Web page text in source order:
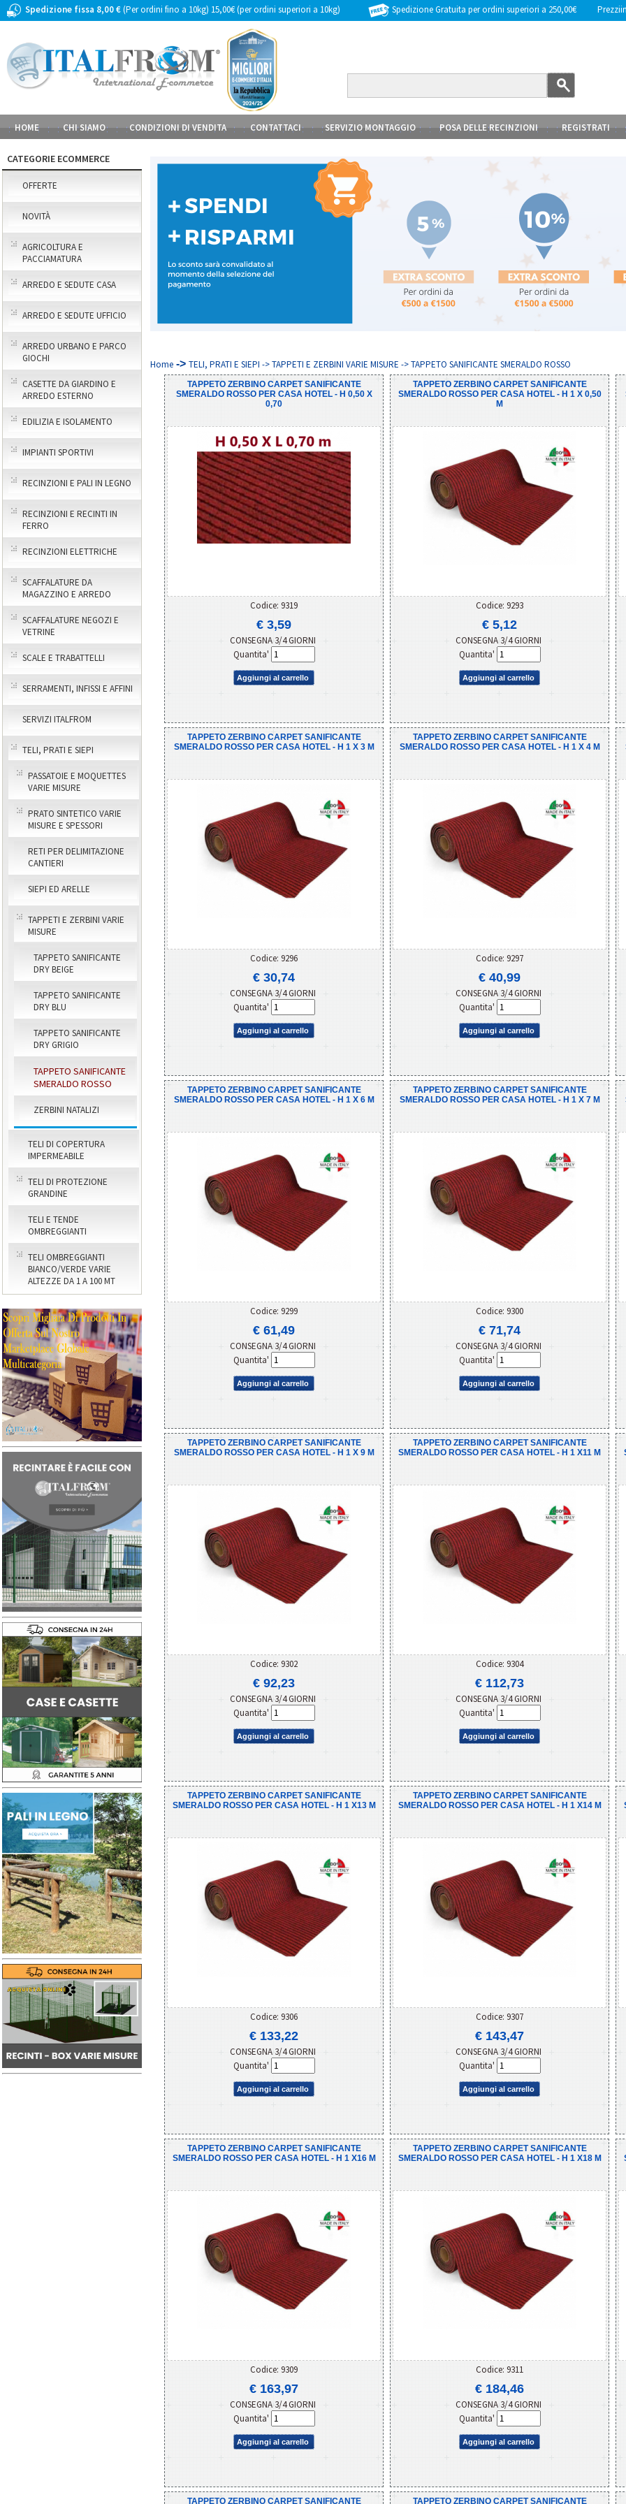
Spedizione fissa 8,00 €(Per ordini fino a 10kg) 15,00€ (per ordini superiori a 10kg) Spedizione Gratuita per ordini superiori a 250,00€
HOME CHI SIAMO CONDIZIONI DI VENDITA CONTATTACI SERVIZIO MONTAGGIO POSA DELLE RECINZIONI REGISTRATI
CATEGORIE ECOMMERCE
OFFERTE
NOVITÀ
AGRICOLTURA E
PACCIAMATURA
ARREDO E SEDUTE CASA
ARREDO E SEDUTE UFFICIO
ARREDO URBANO E PARCO
GIOCHI
CASETTE DA GIARDINO E
ARREDO ESTERNO
EDILIZIA E ISOLAMENTO
IMPIANTI SPORTIVI
RECINZIONI E PALI IN LEGNO
RECINZIONI E RECINTI IN
FERRO
RECINZIONI ELETTRICHE
SCAFFALATURE DA
MAGAZZINO E ARREDO
SCAFFALATURE NEGOZI E
VETRINE
SCALE E TRABATTELLI
SERRAMENTI, INFISSI E AFFINI
SERVIZI ITALFROM
TELI, PRATI E SIEPI
PASSATOIE E MOQUETTES
VARIE MISURE
PRATO SINTETICO VARIE
MISURE E SPESSORI
RETI PER DELIMITAZIONE
CANTIERI
SIEPI ED ARELLE
TAPPETI E ZERBINI VARIE
MISURE
TAPPETO SANIFICANTE
DRY BEIGE
TAPPETO SANIFICANTE
DRY BLU
TAPPETO SANIFICANTE
DRY GRIGIO
TAPPETO SANIFICANTE
SMERALDO ROSSO
ZERBINI NATALIZI
TELI DI COPERTURA
IMPERMEABILE
TELI DI PROTEZIONE
GRANDINE
TELI E TENDE
OMBREGGIANTI
TELI OMBREGGIANTI
BIANCO/VERDE VARIE
ALTEZZE DA 1 A 100 MT
Home -> TELI, PRATI E SIEPI -> TAPPETI E ZERBINI VARIE MISURE -> TAPPETO SANIFICANTE SMERALDO ROSSO
TAPPETO ZERBINO CARPET SANIFICANTE
SMERALDO ROSSO PER CASA HOTEL - H 0,50 X
0,70
Codice: 9319
€ 3,59
CONSEGNA 3/4 GIORNI
Quantita'
Aggiungi al carrello
TAPPETO ZERBINO CARPET SANIFICANTE
SMERALDO ROSSO PER CASA HOTEL - H 1 X 0,50
M
Codice: 9293
€ 5,12
CONSEGNA 3/4 GIORNI
Quantita'
Aggiungi al carrello
TAPPETO ZERBINO CARPET SANIFICANTE
SMERALDO ROSSO PER CASA HOTEL - H 1 X 3 M
Codice: 9296
€ 30,74
CONSEGNA 3/4 GIORNI
Quantita'
Aggiungi al carrello
TAPPETO ZERBINO CARPET SANIFICANTE
SMERALDO ROSSO PER CASA HOTEL - H 1 X 4 M
Codice: 9297
€ 40,99
CONSEGNA 3/4 GIORNI
Quantita'
Aggiungi al carrello
TAPPETO ZERBINO CARPET SANIFICANTE
SMERALDO ROSSO PER CASA HOTEL - H 1 X 6 M
Codice: 9299
€ 61,49
CONSEGNA 3/4 GIORNI
Quantita'
Aggiungi al carrello
TAPPETO ZERBINO CARPET SANIFICANTE
SMERALDO ROSSO PER CASA HOTEL - H 1 X 7 M
Codice: 9300
€ 71,74
CONSEGNA 3/4 GIORNI
Quantita'
Aggiungi al carrello
TAPPETO ZERBINO CARPET SANIFICANTE
SMERALDO ROSSO PER CASA HOTEL - H 1 X 9 M
Codice: 9302
€ 92,23
CONSEGNA 3/4 GIORNI
Quantita'
Aggiungi al carrello
TAPPETO ZERBINO CARPET SANIFICANTE
SMERALDO ROSSO PER CASA HOTEL - H 1 X11 M
Codice: 9304
€ 112,73
CONSEGNA 3/4 GIORNI
Quantita'
Aggiungi al carrello
TAPPETO ZERBINO CARPET SANIFICANTE
SMERALDO ROSSO PER CASA HOTEL - H 1 X13 M
Codice: 9306
€ 133,22
CONSEGNA 3/4 GIORNI
Quantita'
Aggiungi al carrello
TAPPETO ZERBINO CARPET SANIFICANTE
SMERALDO ROSSO PER CASA HOTEL - H 1 X14 M
Codice: 9307
€ 143,47
CONSEGNA 3/4 GIORNI
Quantita'
Aggiungi al carrello
TAPPETO ZERBINO CARPET SANIFICANTE
SMERALDO ROSSO PER CASA HOTEL - H 1 X16 M
Codice: 9309
€ 163,97
CONSEGNA 3/4 GIORNI
Quantita'
Aggiungi al carrello
TAPPETO ZERBINO CARPET SANIFICANTE
SMERALDO ROSSO PER CASA HOTEL - H 1 X18 M
Codice: 9311
€ 184,46
CONSEGNA 3/4 GIORNI
Quantita'
Aggiungi al carrello
TAPPETO ZERBINO CARPET SANIFICANTE TAPPETO ZERBINO CARPET SANIFICANTE